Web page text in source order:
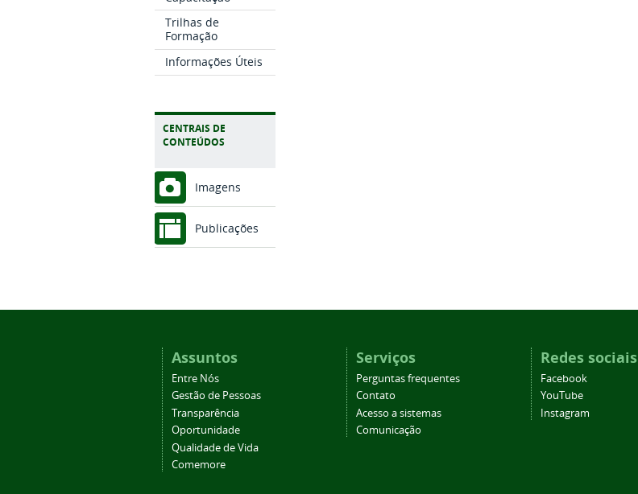
Trilhas de
Formação
Informações Úteis
CENTRAIS DE
CONTEÚDOS
Imagens
Publicações
Assuntos
Entre Nós
Gestão de Pessoas
Transparência
Oportunidade
Qualidade de Vida
Comemore
Serviços
Perguntas frequentes
Contato
Acesso a sistemas
Comunicação
Redes sociais
Facebook
YouTube
Instagram